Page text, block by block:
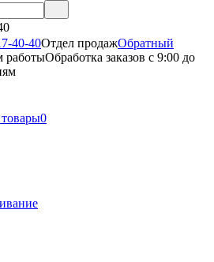
40-40Отдел продажОбратный
работыОбработка заказов с 9:00 до
0